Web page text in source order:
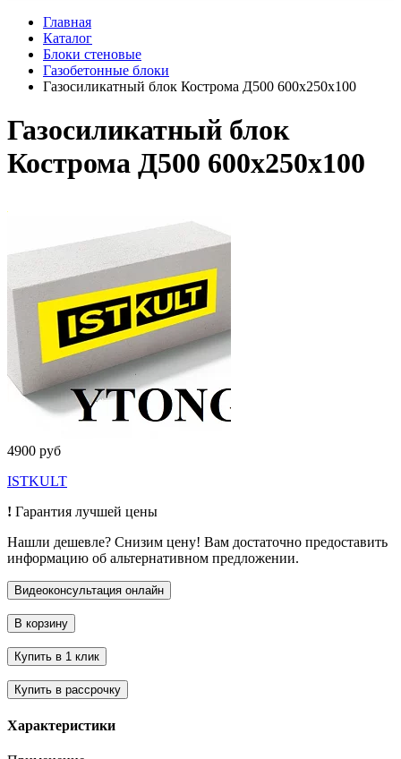
Главная
Каталог
Блоки стеновые
Газобетонные блоки
Газосиликатный блок Кострома Д500 600х250х100
Газосиликатный блок
Кострома Д500 600х250х100
4900 руб
ISTKULT
! Гарантия лучшей цены
Нашли дешевле? Снизим цену! Вам достаточно предоставить
информацию об альтернативном предложении.
Характеристики